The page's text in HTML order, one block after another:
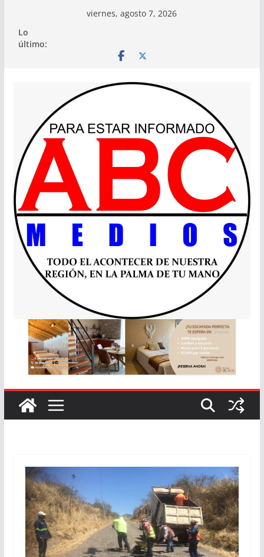
contenido
viernes, agosto 7, 2026
Lo
último: